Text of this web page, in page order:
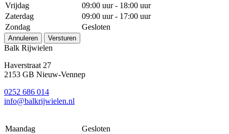
Vrijdag
09:00 uur - 18:00 uur
Zaterdag
09:00 uur - 17:00 uur
Zondag
Gesloten
Annuleren Versturen
Balk Rijwielen
Haverstraat 27
2153 GB Nieuw-Vennep
0252 686 014
info@balkrijwielen.nl
Maandag
Gesloten